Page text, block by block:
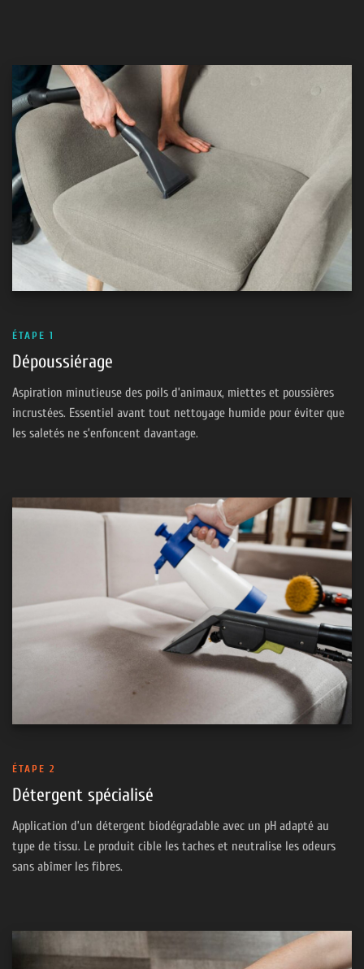
ÉTAPE 1
Dépoussiérage
Aspiration minutieuse des poils d’animaux, miettes et poussières
incrustées. Essentiel avant tout nettoyage humide pour éviter que
les saletés ne s’enfoncent davantage.
ÉTAPE 2
Détergent spécialisé
Application d’un détergent biodégradable avec un pH adapté au
type de tissu. Le produit cible les taches et neutralise les odeurs
sans abîmer les fibres.